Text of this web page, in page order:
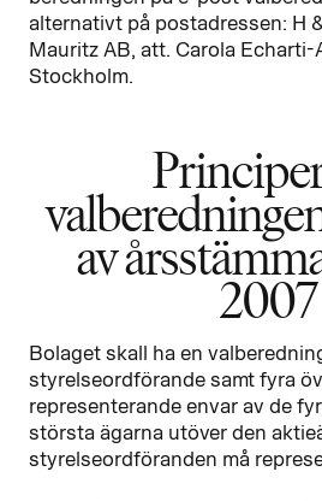
alternativt på postadressen: H
Mauritz AB, att. Carola Echarti-
Stockholm.
av
2007
Bolaget skall ha en
styrelseordförande samt fyra
representerande envar av de
största ägarna utöver den
styrelseordföranden må